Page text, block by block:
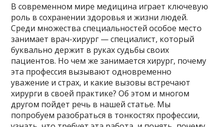
В современном мире медицина играет ключевую
роль в сохранении здоровья и жизни людей.
Среди множества специальностей особое место
занимает врач-хирург — специалист, который
буквально держит в руках судьбы своих
пациентов. Но чем же занимается хирург, почему
эта профессия вызывают одновременно
уважение и страх, и какие вызовы встречают
хирурги в своей практике? Об этом и многом
другом пойдет речь в нашей статье. Мы
попробуем разобраться в тонкостях профессии,